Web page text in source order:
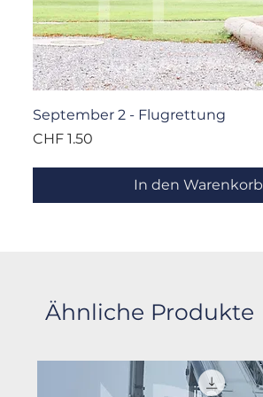
Ähnliche Produkte
September 2 - Flugrettung
Preis
CHF 1.50
In den Warenkorb